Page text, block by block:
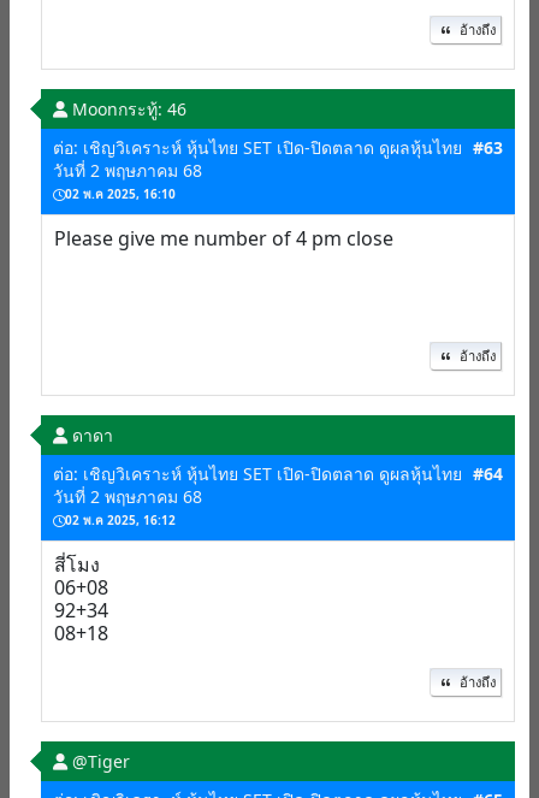
อ้างถึง
Moonกระทู้: 46
ต่อ: เชิญวิเคราะห์ หุ้นไทย SET เปิด-ปิดตลาด ดูผลหุ้นไทย
วันที่ 2 พฤษภาคม 68
02 พ.ค 2025, 16:10
#63
Please give me number of 4 pm close
อ้างถึง
ดาดา
ต่อ: เชิญวิเคราะห์ หุ้นไทย SET เปิด-ปิดตลาด ดูผลหุ้นไทย
วันที่ 2 พฤษภาคม 68
02 พ.ค 2025, 16:12
#64
สี่โมง
06+08
92+34
08+18
อ้างถึง
@Tiger